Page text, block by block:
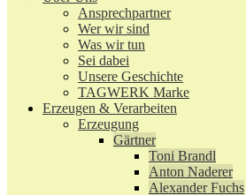
Ansprechpartner
Wer wir sind
Was wir tun
Sei dabei
Unsere Geschichte
TAGWERK Marke
Erzeugen & Verarbeiten
Erzeugung
Gärtner
Toni Brandl
Anton Naderer
Alexander Fuchs